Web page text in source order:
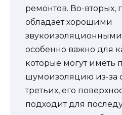
ремонтов. Во-вторых,
обладает хорошими
звукоизоляционными
особенно важно для
которые могут иметь
шумоизоляцию из-за
третьих, его
подходит для